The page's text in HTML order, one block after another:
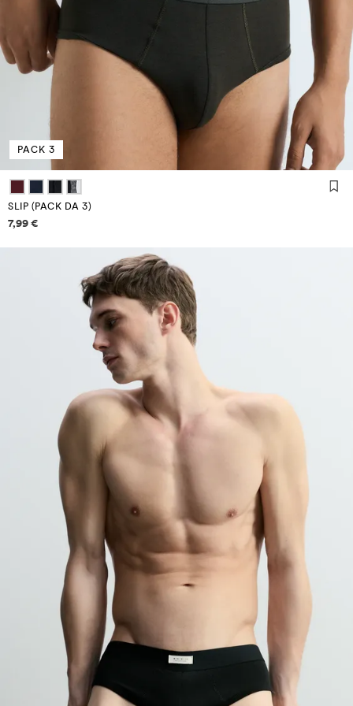
PACK 3
SLIP (PACK DA 3)
Informazioni sui prezzi
7,99 €